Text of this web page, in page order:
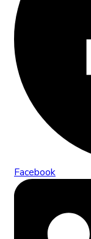
Facebook